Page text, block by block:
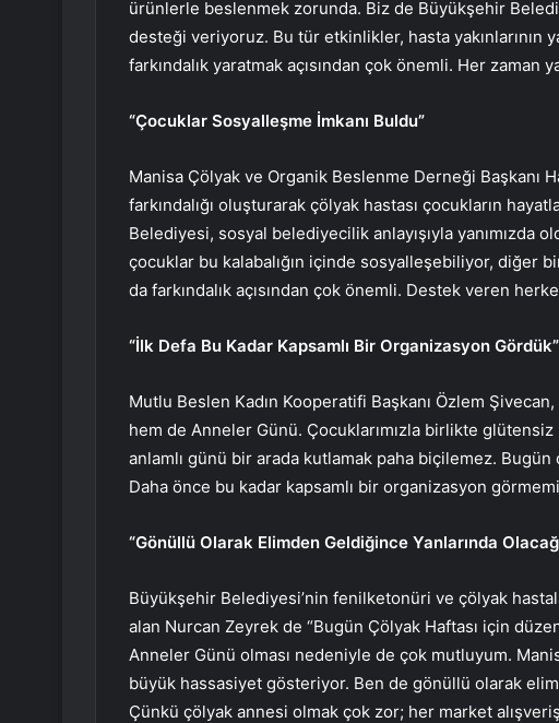
ürünlerle beslenmek zorunda. Biz de Büyükşehir
desteği veriyoruz. Bu tür etkinlikler, hasta yakınlarının
farkındalık yaratmak açısından çok önemli. Her zaman
“Çocuklar Sosyalleşme İmkanı Buldu”
Manisa Çölyak ve Organik Beslenme Derneği Başkanı
farkındalığı oluşturarak çölyak hastası çocukların
Belediyesi, sosyal belediyecilik anlayışıyla yanımızda
çocuklar bu kalabalığın içinde sosyalleşebiliyor, diğer
da farkındalık açısından çok önemli. Destek veren
“İlk Defa Bu Kadar Kapsamlı Bir Organizasyon Gördük”
Mutlu Beslen Kadın Kooperatifi Başkanı Özlem
hem de Anneler Günü. Çocuklarımızla birlikte
anlamlı günü bir arada kutlamak paha biçilemez.
Daha önce bu kadar kapsamlı bir organizasyon
“Gönüllü Olarak Elimden Geldiğince Yanlarında
Büyükşehir Belediyesi’nin fenilketonüri ve çölyak
alan Nurcan Zeyrek de “Bugün Çölyak Haftası için
Anneler Günü olması nedeniyle de çok mutluyum.
büyük hassasiyet gösteriyor. Ben de gönüllü olarak
Çünkü çölyak annesi olmak çok zor; her market